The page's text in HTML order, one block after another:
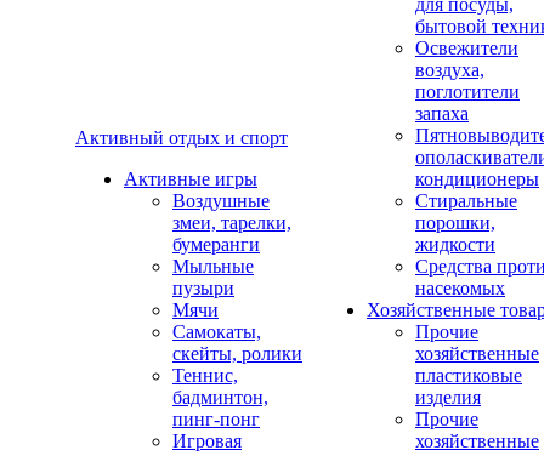
Активный отдых и спорт
Активные игры
Воздушные
змеи, тарелки,
бумеранги
Мыльные
пузыри
Мячи
Самокаты,
скейты, ролики
Теннис,
бадминтон,
пинг-понг
Игровая
для посуды,
бытовой
Освежители
воздуха,
поглотители
запаха
кондиционеры
Стиральные
порошки,
жидкости
Средства
насекомых
Хозяйственные
Прочие
хозяйственные
пластиковые
изделия
Прочие
хозяйственные